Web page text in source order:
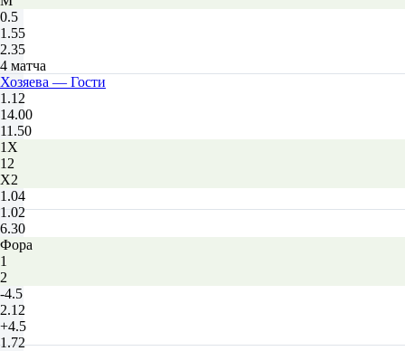
0.5
1.55
2.35
4 матча
Хозяева — Гости
1.12
14.00
11.50
1X
12
X2
1.04
1.02
6.30
Фора
1
2
-4.5
2.12
+4.5
1.72